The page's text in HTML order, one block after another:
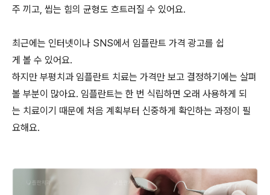
주 끼고, 씹는 힘의 균형도 흐트러질 수 있어요.
최근에는 인터넷이나 SNS에서 임플란트 가격 광고를 쉽
게 볼 수 있어요.
하지만 부평치과 임플란트 치료는 가격만 보고 결정하기에는 살펴
볼 부분이 많아요. 임플란트는 한 번 식립하면 오래 사용하게 되
는 치료이기 때문에 처음 계획부터 신중하게 확인하는 과정이 필
요해요.